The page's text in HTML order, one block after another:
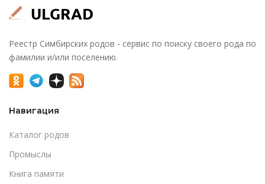
Реестр Симбирских родов - сервис по поиску своего рода по
фамилии и/или поселению.
Навигация
Каталог родов
Промыслы
Книга памяти